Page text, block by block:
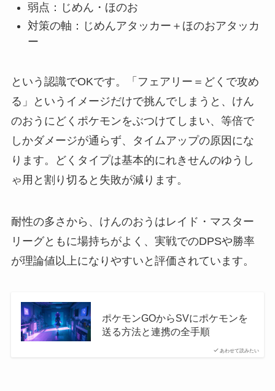
弱点：じめん・ほのお
対策の軸：じめんアタッカー＋ほのおアタッカ
ー
という認識でOKです。「フェアリー＝どくで攻め
る」というイメージだけで挑んでしまうと、けん
のおうにどくポケモンをぶつけてしまい、等倍で
しかダメージが通らず、タイムアップの原因にな
ります。どくタイプは基本的にれきせんのゆうし
ゃ用と割り切ると失敗が減ります。
耐性の多さから、けんのおうはレイド・マスター
リーグともに場持ちがよく、実戦でのDPSや勝率
が理論値以上になりやすいと評価されています。
あわせて読みたい
ポケモンGOからSVにポケモンを
送る方法と連携の全手順